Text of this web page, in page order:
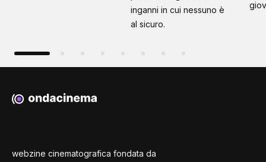
inganni in cui nessuno è
al sicuro.
webzine cinematografica fondata da